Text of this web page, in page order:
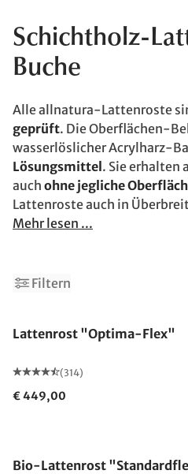
Schichtholz-
Buche
Alle allnatura-Lattenroste
geprüft. Die Oberflächen-
wasserlöslicher Acrylharz-
Lösungsmittel . Sie
auch ohne jegliche
Lattenroste auch in
Mehr lesen ...
Filtern
Lattenrost "Optima-Flex"
(314)
€ 449,00
Bio-Lattenrost